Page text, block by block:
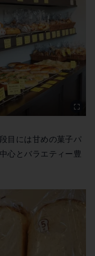
目には甘めの菓子パ
心とバラエティー豊